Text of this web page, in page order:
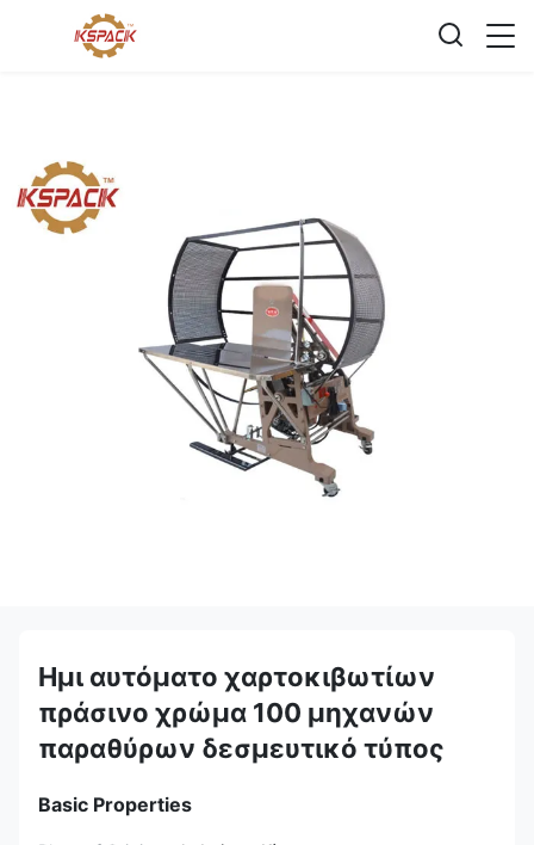
Ημι αυτόματο χαρτοκιβωτίων
πράσινο χρώμα 100 μηχανών
παραθύρων δεσμευτικό τύπος
Basic Properties